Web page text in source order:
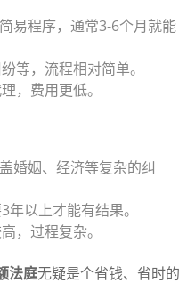
易程序，通常3-6个月就能
等，流程相对简单。
，费用更低。
婚姻、经济等复杂的纠
以上才能有结果。
，过程复杂。
法庭无疑是个省钱、省时的